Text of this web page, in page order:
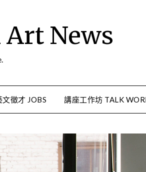
Art News
文徵才 JOBS 講座工作坊 TALK